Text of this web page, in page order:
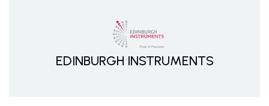
EDINBURGH INSTRUMENTS